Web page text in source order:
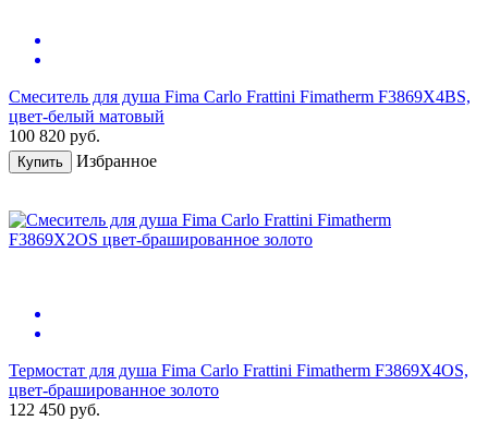
Смеситель для душа Fima Carlo Frattini Fimatherm F3869X4BS,
цвет-белый матовый
100 820 руб.
Купить Избранное
Термостат для душа Fima Carlo Frattini Fimatherm F3869X4OS,
цвет-брашированное золото
122 450 руб.